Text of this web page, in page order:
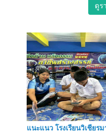
ดูร
แนะแนว โรงเรียนวิเชียร